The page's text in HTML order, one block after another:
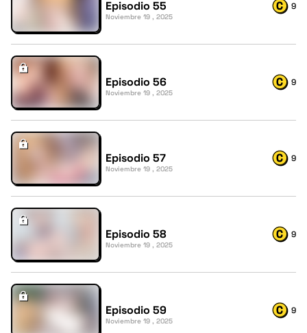
Episodio 55
Noviembre 19 , 2025
9
Episodio 56
Noviembre 19 , 2025
9
Episodio 57
Noviembre 19 , 2025
9
Episodio 58
Noviembre 19 , 2025
9
Episodio 59
Noviembre 19 , 2025
9